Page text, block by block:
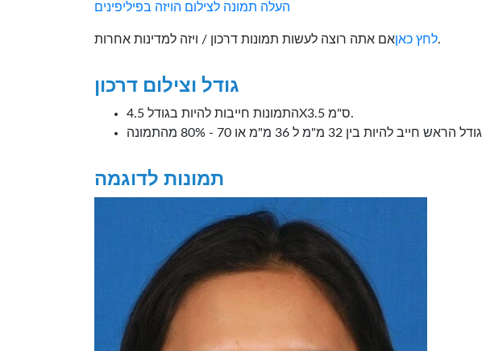
העלה תמונה לצילום הויזה בפיליפינים
לחץ כאןאם אתה רוצה לעשות תמונות דרכון / ויזה למדינות אחרות.
גודל וצילום דרכון
התמונות חייבות להיות בגודל 4.5X3.5 ס"מ.
תמונות לדוגמה